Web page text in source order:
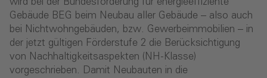
Gebäude BEG beim Neubau aller Gebäude – also auch
bei Nichtwohngebäuden, bzw. Gewerbeimmobilien – in
der jetzt gültigen Förderstufe 2 die Berücksichtigung
von Nachhaltigkeitsaspekten (NH-Klasse)
vorgeschrieben. Damit Neubauten in die